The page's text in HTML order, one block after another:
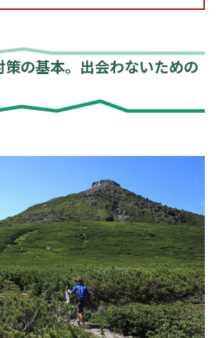
の基本。出会わないための